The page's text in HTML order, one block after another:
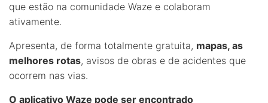
que estão na comunidade Waze e colaboram
ativamente.
Apresenta, de forma totalmente gratuita, mapas, as
melhores rotas, avisos de obras e de acidentes que
ocorrem nas vias.
O aplicativo Waze pode ser encontrado